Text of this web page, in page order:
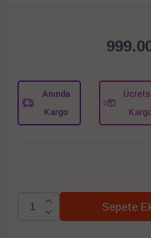
Anında
Kargo
Sepete